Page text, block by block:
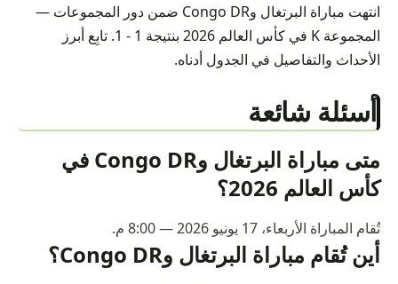
انتهت مباراة البرتغال وCongo DR ضمن دور المجموعات —
المجموعة K في كأس العالم 2026 بنتيجة 1 - 1. تابِع أبرز
الأحداث والتفاصيل في الجدول أدناه.
أسئلة شائعة
متى مباراة البرتغال وCongo DR في
كأس العالم 2026؟
تُقام المباراة الأربعاء، 17 يونيو 2026 — 8:00 م.
أين تُقام مباراة البرتغال وCongo DR؟